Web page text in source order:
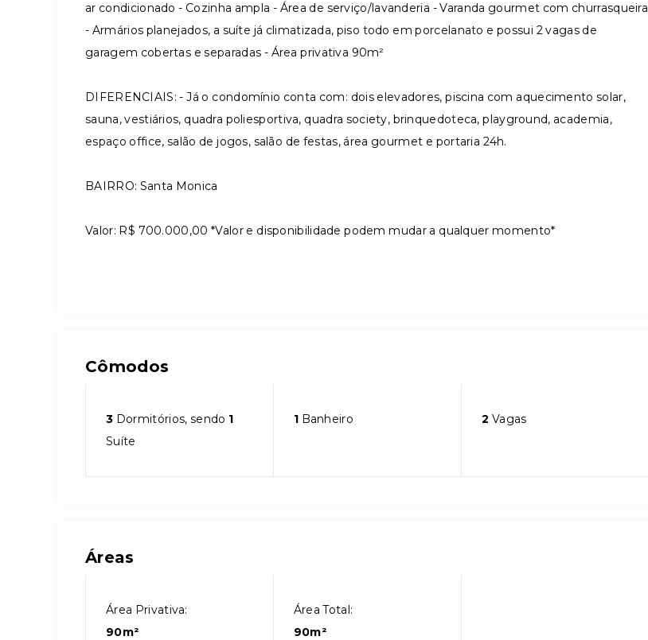
ar condicionado - Cozinha ampla - Área de serviço/lavanderia - Varanda gourmet com churrasqueira
- Armários planejados, a suíte já climatizada, piso todo em porcelanato e possui 2 vagas de
garagem cobertas e separadas - Área privativa 90m²
DIFERENCIAIS: - Já o condomínio conta com: dois elevadores, piscina com aquecimento solar,
sauna, vestiários, quadra poliesportiva, quadra society, brinquedoteca, playground, academia,
espaço office, salão de jogos, salão de festas, área gourmet e portaria 24h.
BAIRRO: Santa Monica
Valor: R$ 700.000,00 *Valor e disponibilidade podem mudar a qualquer momento*
Cômodos
3 Dormitórios, sendo 1
Suíte
1Banheiro 2 Vagas
Áreas
Área Privativa:
90m²
Área Total:
90m²